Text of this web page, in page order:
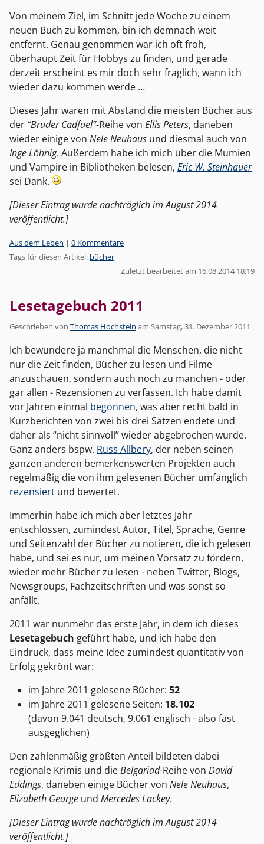
Von meinem Ziel, im Schnitt jede Woche zu einem
neuen Buch zu kommen, bin ich demnach weit
entfernt. Genau genommen war ich oft froh,
überhaupt Zeit für Hobbys zu finden, und gerade
derzeit erscheint es mir doch sehr fraglich, wann ich
wieder dazu kommen werde …
Dieses Jahr waren mit Abstand die meisten Bücher aus
der “Bruder Cadfael”-Reihe von Ellis Peters, daneben
wieder einige von Nele Neuhaus und diesmal auch von
Inge Löhnig. Außerdem habe ich mich über die Mumien
und Vampire in Bibliotheken belesen, Eric W. Steinhauer
sei Dank.
[Dieser Eintrag wurde nachträglich im August 2014
veröffentlicht.]
Kategorien:
Aus dem Leben | 0 Kommentare
Tags für diesen Artikel: bücher
Zuletzt bearbeitet am 16.08.2014 18:19
Lesetagebuch 2011
Geschrieben von Thomas Hochstein am Samstag, 31. Dezember 2011
Ich bewundere ja manchmal die Menschen, die nicht
nur die Zeit finden, Bücher zu lesen und Filme
anzuschauen, sondern auch noch zu manchen - oder
gar allen - Rezensionen zu verfassen. Ich habe damit
vor Jahren einmal begonnen, was aber recht bald in
Kurzberichten von zwei bis drei Sätzen endete und
daher als “nicht sinnvoll” wieder abgebrochen wurde.
Ganz anders bspw. Russ Allbery, der neben seinen
ganzen anderen bemerkenswerten Projekten auch
regelmäßig die von ihm gelesenen Bücher umfänglich
rezensiert und bewertet.
Immerhin habe ich mich aber letztes Jahr
entschlossen, zumindest Autor, Titel, Sprache, Genre
und Seitenzahl der Bücher zu notieren, die ich gelesen
habe, und sei es nur, um meinen Vorsatz zu fördern,
wieder mehr Bücher zu lesen - neben Twitter, Blogs,
Newsgroups, Fachzeitschriften und was sonst so
anfällt.
2011 war nunmehr das erste Jahr, in dem ich dieses
Lesetagebuch geführt habe, und ich habe den
Eindruck, dass meine Idee zumindest quantitativ von
Erfolg gekrönt war:
im Jahre 2011 gelesene Bücher: 52
im Jahre 2011 gelesene Seiten: 18.102
(davon 9.041 deutsch, 9.061 englisch - also fast
ausgeglichen)
Den zahlenmäßig größten Anteil bildeten dabei
regionale Krimis und dieBelgariad-Reihe von David
Eddings, daneben einige Bücher von Nele Neuhaus,
Elizabeth George und Mercedes Lackey.
[Dieser Eintrag wurde nachträglich im August 2014
veröffentlicht.]